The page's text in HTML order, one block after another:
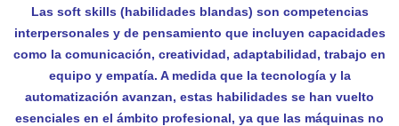
Las soft skills (habilidades blandas) son competencias
interpersonales y de pensamiento que incluyen capacidades
como la comunicación, creatividad, adaptabilidad, trabajo en
equipo y empatía. A medida que la tecnología y la
automatización avanzan, estas habilidades se han vuelto
esenciales en el ámbito profesional, ya que las máquinas no